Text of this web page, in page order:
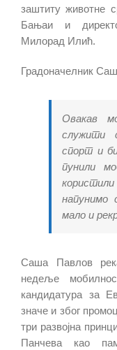
заштиту животне
Бањаи и
Милорад Илић.
Градоначелник
Овакав
служити
спорт и
пунили
напунимо
мало и
Саша Павлов
недеље
кандидатура за
значe и због
три развојна
Панчева као